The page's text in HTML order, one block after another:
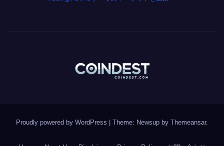
Proudly powered by WordPress Theme: Newsup by Themeansar.